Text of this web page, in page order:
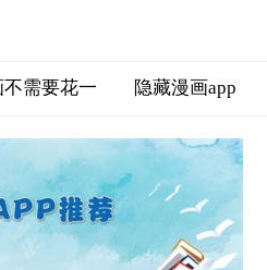
需要花一
的APP
隐藏漫画app